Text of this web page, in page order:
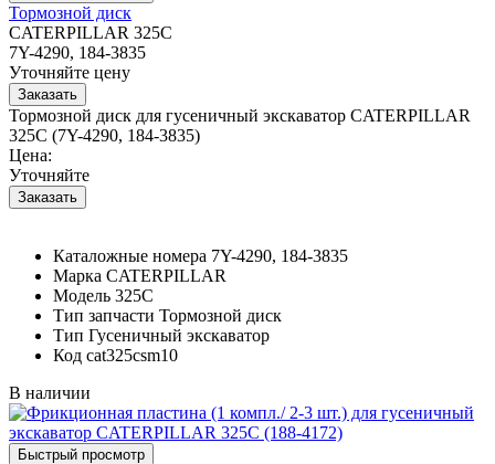
Тормозной диск
CATERPILLAR 325C
7Y-4290, 184-3835
Уточняйте цену
Тормозной диск для гусеничный экскаватор CATERPILLAR
325C (7Y-4290, 184-3835)
Цена:
Уточняйте
Каталожные номера 7Y-4290, 184-3835
Марка CATERPILLAR
Модель 325C
Тип запчасти Тормозной диск
Тип Гусеничный экскаватор
Код cat325csm10
В наличии